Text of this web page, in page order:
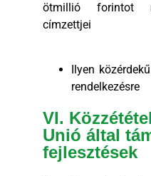
ötmillió forintot
címzettjei
Ilyen
rendelkezésre
VI.
Unió által
fejlesztések